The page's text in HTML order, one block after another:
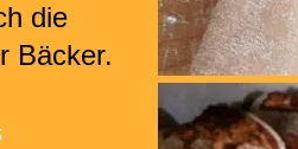
die
Bäcker.